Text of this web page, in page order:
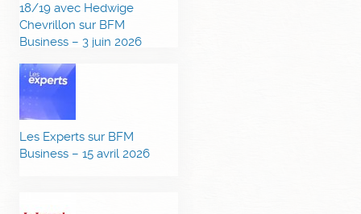
18/19 avec Hedwige
Chevrillon sur BFM
Business – 3 juin 2026
Les Experts sur BFM
Business – 15 avril 2026